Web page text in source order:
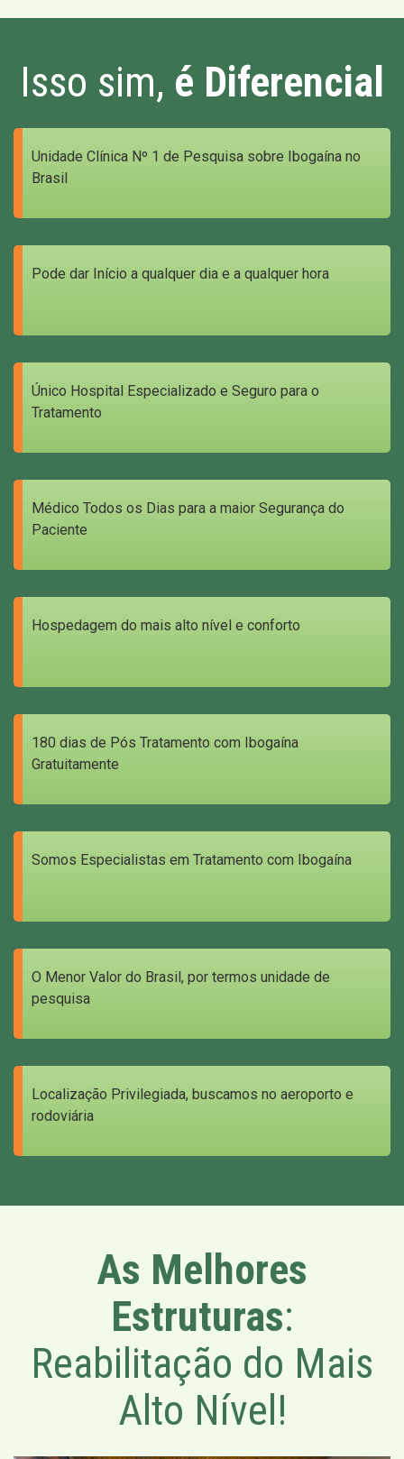
Isso sim, é Diferencial
Unidade Clínica Nº 1 de Pesquisa sobre Ibogaína no
Brasil
Pode dar Início a qualquer dia e a qualquer hora
Único Hospital Especializado e Seguro para o
Tratamento
Médico Todos os Dias para a maior Segurança do
Paciente
Hospedagem do mais alto nível e conforto
180 dias de Pós Tratamento com Ibogaína
Gratuitamente
Somos Especialistas em Tratamento com Ibogaína
O Menor Valor do Brasil, por termos unidade de
pesquisa
Localização Privilegiada, buscamos no aeroporto e
rodoviária
As Melhores
Estruturas:
Reabilitação do Mais
Alto Nível!